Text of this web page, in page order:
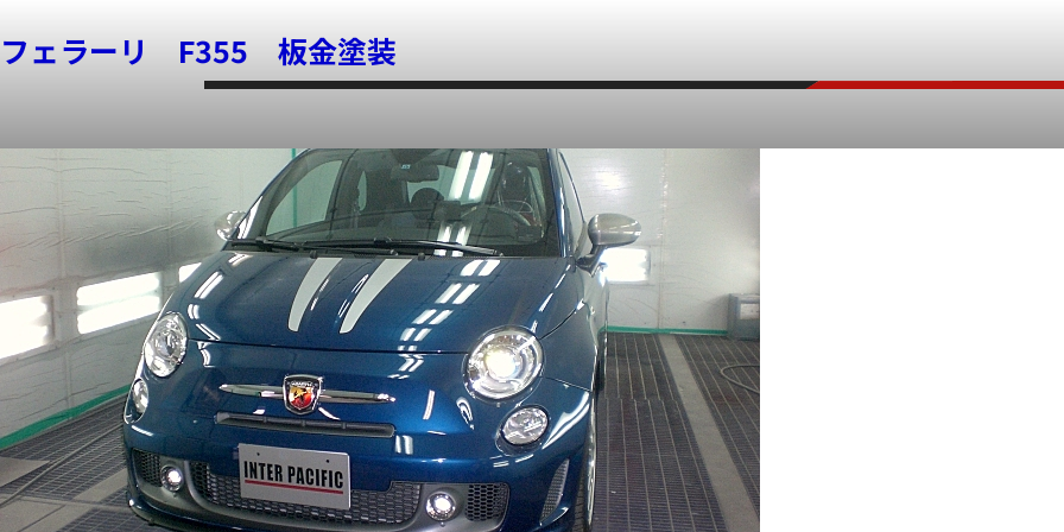
フィアット アバルト 695 TRIBUTO FERRARI コーティング事例
ホンダ ステップワゴン 塗料ミスト除去
フェラーリ F355 板金塗装